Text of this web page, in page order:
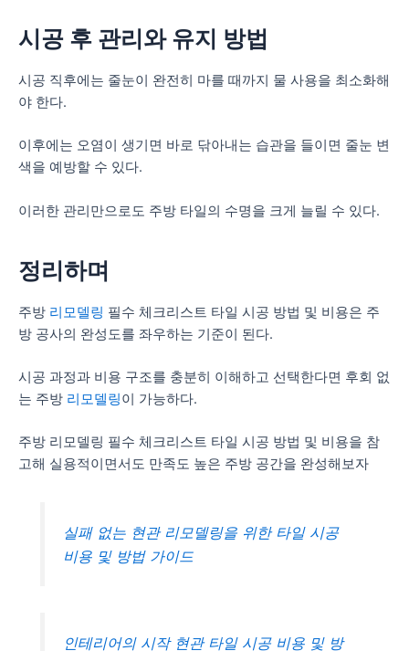
시공 후 관리와 유지 방법
시공 직후에는 줄눈이 완전히 마를 때까지 물 사용을 최소화해
야 한다.
이후에는 오염이 생기면 바로 닦아내는 습관을 들이면 줄눈 변
색을 예방할 수 있다.
이러한 관리만으로도 주방 타일의 수명을 크게 늘릴 수 있다.
정리하며
주방 리모델링 필수 체크리스트 타일 시공 방법 및 비용은 주
방 공사의 완성도를 좌우하는 기준이 된다.
시공 과정과 비용 구조를 충분히 이해하고 선택한다면 후회 없
는 주방 리모델링이 가능하다.
주방 리모델링 필수 체크리스트 타일 시공 방법 및 비용을 참
고해 실용적이면서도 만족도 높은 주방 공간을 완성해보자
실패 없는 현관 리모델링을 위한 타일 시공
비용 및 방법 가이드
인테리어의 시작 현관 타일 시공 비용 및 방